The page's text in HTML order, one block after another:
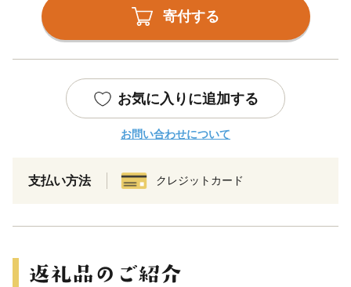
寄付する
お気に入りに追加する
お問い合わせについて
支払い方法 クレジットカード